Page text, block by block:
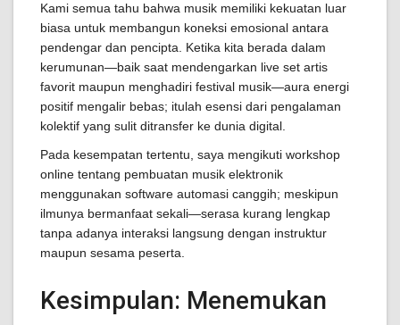
Kami semua tahu bahwa musik memiliki kekuatan luar
biasa untuk membangun koneksi emosional antara
pendengar dan pencipta. Ketika kita berada dalam
kerumunan—baik saat mendengarkan live set artis
favorit maupun menghadiri festival musik—aura energi
positif mengalir bebas; itulah esensi dari pengalaman
kolektif yang sulit ditransfer ke dunia digital.
Pada kesempatan tertentu, saya mengikuti workshop
online tentang pembuatan musik elektronik
menggunakan software automasi canggih; meskipun
ilmunya bermanfaat sekali—serasa kurang lengkap
tanpa adanya interaksi langsung dengan instruktur
maupun sesama peserta.
Kesimpulan: Menemukan